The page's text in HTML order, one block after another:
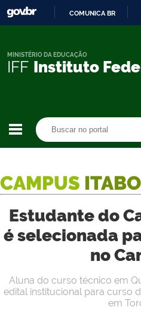
COMUNICA BR
IFF Instituto
MINISTÉRIO DA EDUCAÇÃO
CAMPUS
Estudante do
é selecionada
no
Aluna do curso técnico em
edital institucional para curso
em